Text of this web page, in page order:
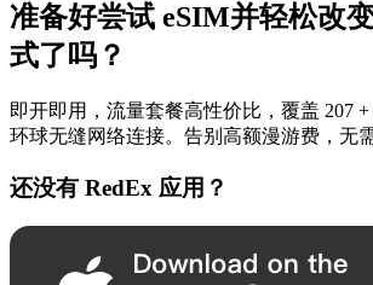
准备好尝试 eSIM并轻松改
式了吗？
即开即用，流量套餐高性价比，覆盖 207
环球无缝网络连接。告别高额漫游费，无
还没有 RedEx 应用？